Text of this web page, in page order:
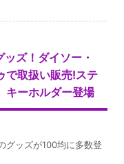
ズ！ダイソー・
で取扱い販売!ステ
キーホルダー登場
グッズが100均に多数登